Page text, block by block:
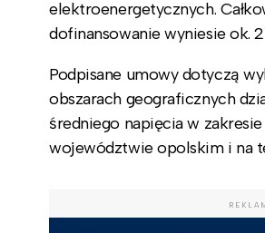
elektroenergetycznych.
dofinansowanie wyniesie ok.
Podpisane umowy dotyczą
obszarach geograficznych
średniego napięcia w
województwie opolskim i na